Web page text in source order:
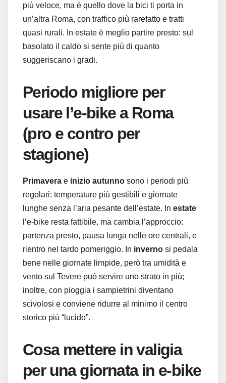
più veloce, ma è quello dove la bici ti porta in
un’altra Roma, con traffico più rarefatto e tratti
quasi rurali. In estate è meglio partire presto: sul
basolato il caldo si sente più di quanto
suggeriscano i gradi.
Periodo migliore per
usare l’e-bike a Roma
(pro e contro per
stagione)
Primavera e inizio autunno sono i periodi più
regolari: temperature più gestibili e giornate
lunghe senza l’aria pesante dell’estate. In estate
l’e-bike resta fattibile, ma cambia l’approccio:
partenza presto, pausa lunga nelle ore centrali, e
rientro nel tardo pomeriggio. In inverno si pedala
bene nelle giornate limpide, però tra umidità e
vento sul Tevere può servire uno strato in più;
inoltre, con pioggia i sampietrini diventano
scivolosi e conviene ridurre al minimo il centro
storico più “lucido”.
Cosa mettere in valigia
per una giornata in e-bike